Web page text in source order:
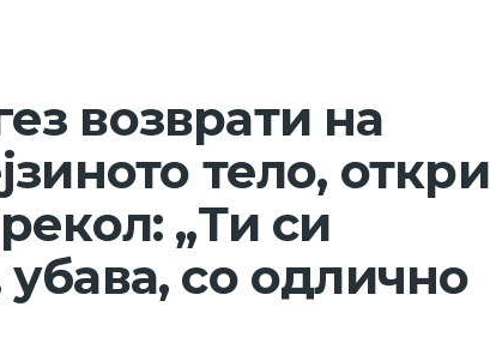
возврати на
тело, откри
„Ти си
со одлично